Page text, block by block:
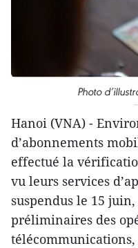
Photo
Hanoi (VNA) -
d’abonnements
effectué la
vu leurs services
suspendus le 15
préliminaires des